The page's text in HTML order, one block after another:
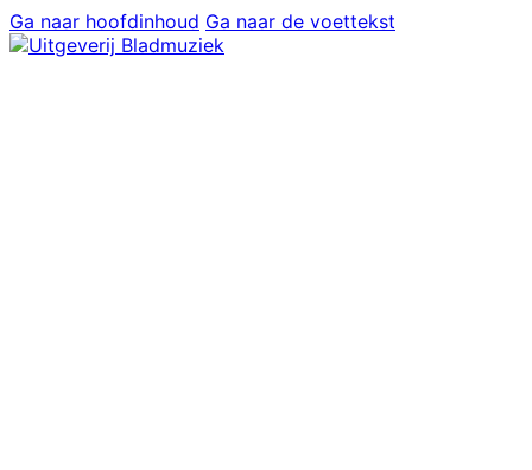
Ga naar hoofdinhoud Ga naar de voettekst